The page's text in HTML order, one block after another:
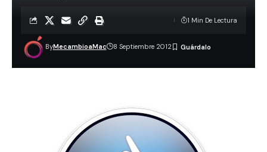
ByMecambioaMac 8 Septiembre 2012
1 Min De Lectura